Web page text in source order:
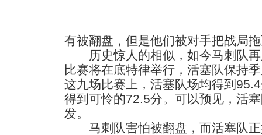
有被翻盘，但是他们被对手把战局
历史惊人的相似，如今马刺队再
比赛将在底特律举行，活塞队保持
这九场比赛上，活塞队场均得到
得到可怜的72.5分。可以预见，活
发。
马刺队害怕被翻盘，而活塞队正